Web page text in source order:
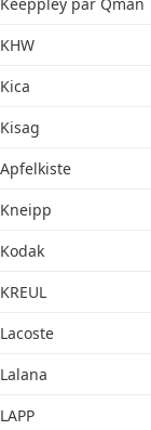
KHW
Kica
Kisag
Apfelkiste
Kneipp
Kodak
KREUL
Lacoste
Lalana
LAPP